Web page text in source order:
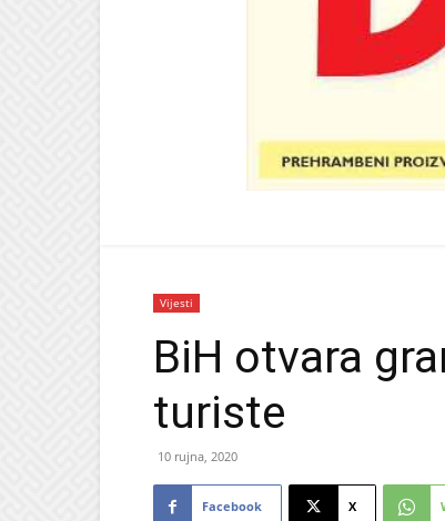
Vijesti
BiH otvara
turiste
10 rujna, 2020
Facebook X